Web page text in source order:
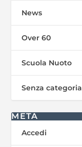
News
Over 60
Scuola Nuoto
Senza categoria
META
Accedi